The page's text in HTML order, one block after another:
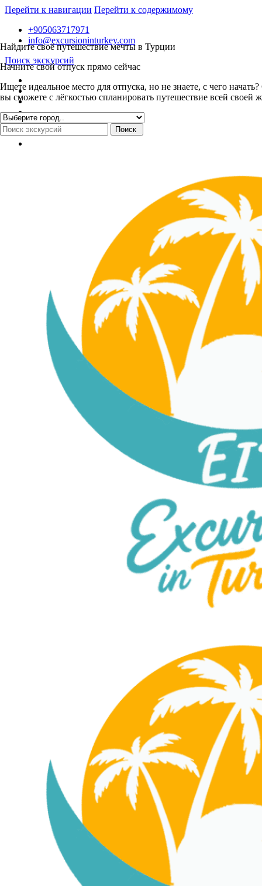
Перейти к навигации Перейти к содержимому
Найдите своё путешествие мечты в Турции
Начните свой отпуск прямо сейчас
Ищете идеальное место для отпуска, но не знаете, с чего
вы сможете с лёгкостью спланировать путешествие всей своей
+905063717971
info@excursioninturkey.com
Поиск экскурсий